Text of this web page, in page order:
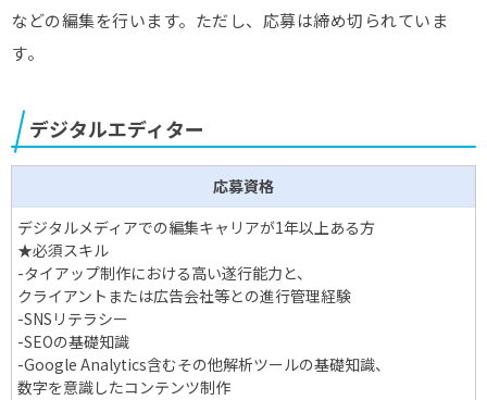
などの編集を行います。ただし、応募は締め切られていま
す。
デジタルエディター
応募資格
デジタルメディアでの編集キャリアが1年以上ある方
★必須スキル
-タイアップ制作における高い遂行能力と、
クライアントまたは広告会社等との進行管理経験
-SNSリテラシー
-SEOの基礎知識
-Google Analytics含むその他解析ツールの基礎知識、
数字を意識したコンテンツ制作